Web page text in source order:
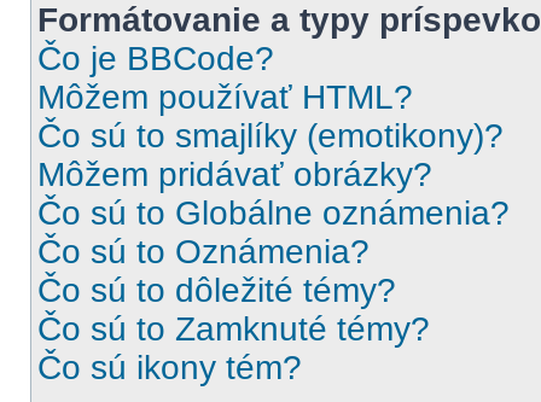
Formátovanie a typy
Čo je BBCode?
Môžem používať HTML?
Čo sú to smajlíky (emotikony)?
Môžem pridávať obrázky?
Čo sú to Globálne oznámenia?
Čo sú to Oznámenia?
Čo sú to dôležité témy?
Čo sú to Zamknuté témy?
Čo sú ikony tém?